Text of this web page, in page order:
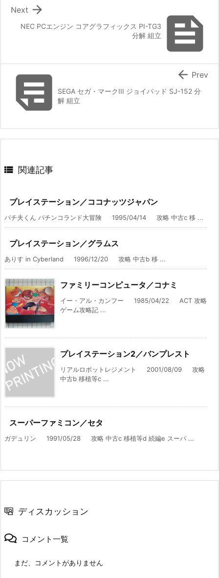

NEC PCエンジン コアグラフィックス PI-TG3
分解 組立

Next
SEGA セガ・マークIII ジョイパッド SJ-152 分
解 組立
 Prev
 関連記事
プレイステーション／ココナッツジャパン
パチ夫くん パチンコランド大冒険 1995/04/14 攻略 中古c 移 ...
プレイステーション／グラムス
ありす in Cyberland 1996/12/20 攻略 中古b 移 ...
ファミリーコンピュータ／コナミ
イー・アル・カンフー 1985/04/22 ACT 攻略
ゲーム攻略記 ...
プレイステーション2／バンプレスト
リアルロボットレジメント 2001/08/09 攻略
中古b 移植等c ...
スーパーファミコン／セタ
ガデュリン 1991/05/28 攻略 中古c 移植等d 続編e スーパ ...
ディスカッション
コメント一覧
まだ、コメントがありません